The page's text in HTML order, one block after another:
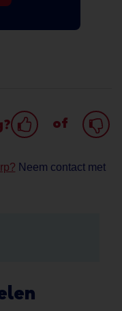
of
Neem contact met